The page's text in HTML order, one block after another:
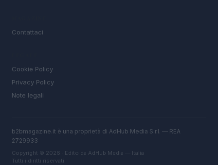
Contattaci
Cookie Policy
Privacy Policy
Note legali
b2bmagazine.it è una proprietà di AdHub Media S.r.l. — REA
2729933
Copyright © 2026 · Edito da AdHub Media — Italia
Tutti i diritti riservati